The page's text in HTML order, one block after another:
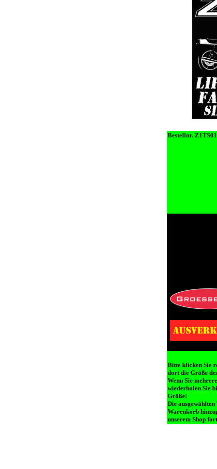
Bestellnr.
Bitte klicken Sie
dort die Größe
Wenn Sie
wiederholen Sie
Größe!
Die
Warenkorb
unserem Shop